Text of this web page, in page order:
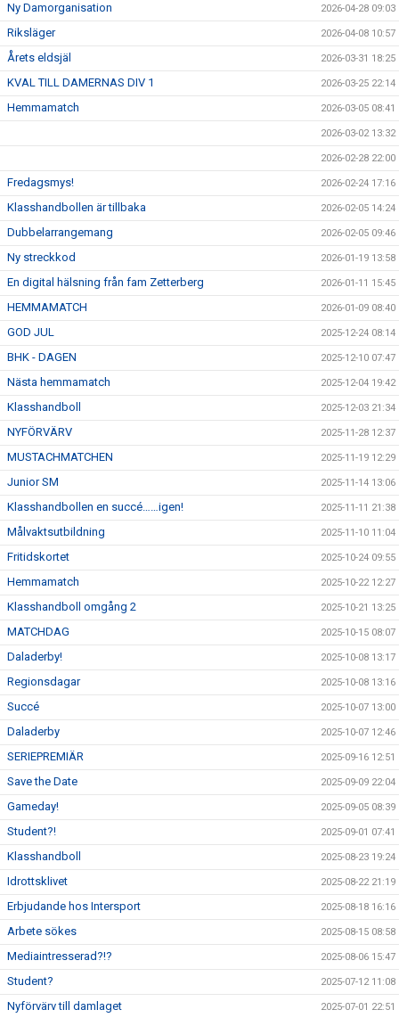
Ny Damorganisation 2026-04-28 09:03
Riksläger 2026-04-08 10:57
Årets eldsjäl 2026-03-31 18:25
KVAL TILL DAMERNAS DIV 1 2026-03-25 22:14
Hemmamatch 2026-03-05 08:41
2026-03-02 13:32
2026-02-28 22:00
Fredagsmys! 2026-02-24 17:16
Klasshandbollen är tillbaka 2026-02-05 14:24
Dubbelarrangemang 2026-02-05 09:46
Ny streckkod 2026-01-19 13:58
En digital hälsning från fam Zetterberg 2026-01-11 15:45
HEMMAMATCH 2026-01-09 08:40
GOD JUL 2025-12-24 08:14
BHK - DAGEN 2025-12-10 07:47
Nästa hemmamatch 2025-12-04 19:42
Klasshandboll 2025-12-03 21:34
NYFÖRVÄRV 2025-11-28 12:37
MUSTACHMATCHEN 2025-11-19 12:29
Junior SM 2025-11-14 13:06
Klasshandbollen en succé……igen! 2025-11-11 21:38
Målvaktsutbildning 2025-11-10 11:04
Fritidskortet 2025-10-24 09:55
Hemmamatch 2025-10-22 12:27
Klasshandboll omgång 2 2025-10-21 13:25
MATCHDAG 2025-10-15 08:07
Daladerby! 2025-10-08 13:17
Regionsdagar 2025-10-08 13:16
Succé 2025-10-07 13:00
Daladerby 2025-10-07 12:46
SERIEPREMIÄR 2025-09-16 12:51
Save the Date 2025-09-09 22:04
Gameday! 2025-09-05 08:39
Student?! 2025-09-01 07:41
Klasshandboll 2025-08-23 19:24
Idrottsklivet 2025-08-22 21:19
Erbjudande hos Intersport 2025-08-18 16:16
Arbete sökes 2025-08-15 08:58
Mediaintresserad?!? 2025-08-06 15:47
Student? 2025-07-12 11:08
Nyförvärv till damlaget 2025-07-01 22:51